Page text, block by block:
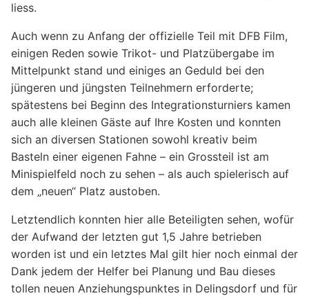
liess.
Auch wenn zu Anfang der offizielle Teil mit DFB Film,
einigen Reden sowie Trikot- und Platzübergabe im
Mittelpunkt stand und einiges an Geduld bei den
jüngeren und jüngsten Teilnehmern erforderte;
spätestens bei Beginn des Integrationsturniers kamen
auch alle kleinen Gäste auf Ihre Kosten und konnten
sich an diversen Stationen sowohl kreativ beim
Basteln einer eigenen Fahne – ein Grossteil ist am
Minispielfeld noch zu sehen – als auch spielerisch auf
dem „neuen“ Platz austoben.
Letztendlich konnten hier alle Beteiligten sehen, wofür
der Aufwand der letzten gut 1,5 Jahre betrieben
worden ist und ein letztes Mal gilt hier noch einmal der
Dank jedem der Helfer bei Planung und Bau dieses
tollen neuen Anziehungspunktes in Delingsdorf und für